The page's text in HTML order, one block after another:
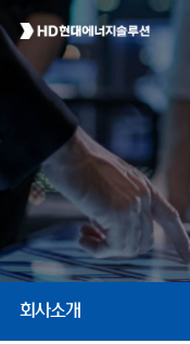
회사소개